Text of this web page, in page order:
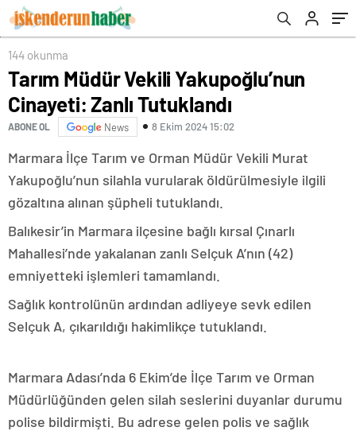
144 okunma
Tarım Müdür Vekili Yakupoğlu’nun
Cinayeti: Zanlı Tutuklandı
ABONE OL News 8 Ekim 2024 15:02
Marmara İlçe Tarım ve Orman Müdür Vekili Murat
Yakupoğlu’nun silahla vurularak öldürülmesiyle ilgili
gözaltına alınan şüpheli tutuklandı.
Balıkesir’in Marmara ilçesine bağlı kırsal Çınarlı
Mahallesi’nde yakalanan zanlı Selçuk A’nın (42)
emniyetteki işlemleri tamamlandı.
Sağlık kontrolünün ardından adliyeye sevk edilen
Selçuk A, çıkarıldığı hakimlikçe tutuklandı.
Marmara Adası’nda 6 Ekim’de İlçe Tarım ve Orman
Müdürlüğünden gelen silah seslerini duyanlar durumu
polise bildirmişti. Bu adrese gelen polis ve sağlık